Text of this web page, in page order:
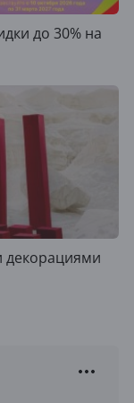
до 30% на
декорациями